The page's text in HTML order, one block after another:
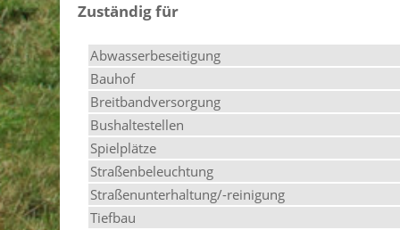
Zuständig für
Abwasserbeseitigung
Bauhof
Breitbandversorgung
Bushaltestellen
Spielplätze
Straßenbeleuchtung
Straßenunterhaltung/-reinigung
Tiefbau